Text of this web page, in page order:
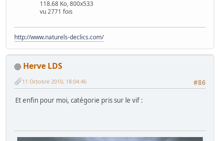
118.68 Ko, 800x533
vu 2771 fois
http://www.naturels-declics.com/
Herve LDS
#86
11 Octobre 2010, 18:04:46
Et enfin pour moi, catégorie pris sur le vif :